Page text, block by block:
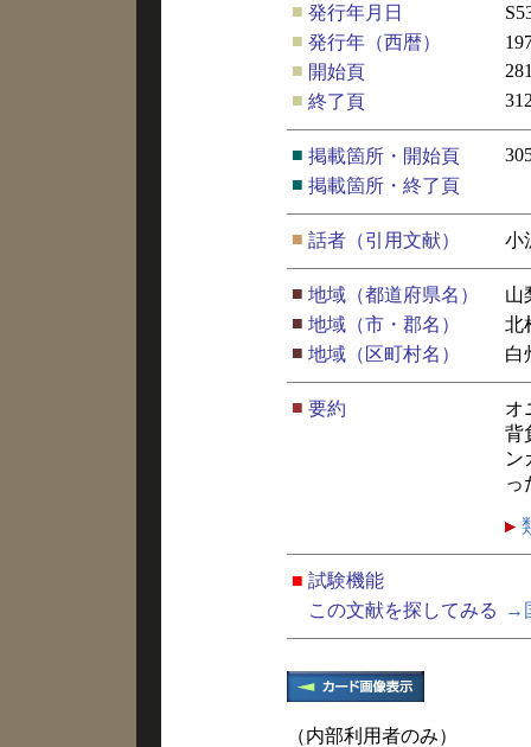
■ 発行年月日
■ 発行年（西暦）
■ 開始頁
■ 終了頁
■ 掲載箇所・開始頁
■ 掲載箇所・終了頁
■ 話者（引用文献） 小
■ 地域（都道府県名）
山
■ 地域（市・郡名）
北
■ 地域（区町村名） 白
■ 要約
オ
背
ン
っ
■ 試験機能
この文献を探してみる
→
（内部利用者のみ）